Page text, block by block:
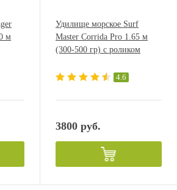
м
Удилище морское Surf
Master Corrida Pro 1.65 м
(300-500 гр) с роликом
4.6
3800 руб.